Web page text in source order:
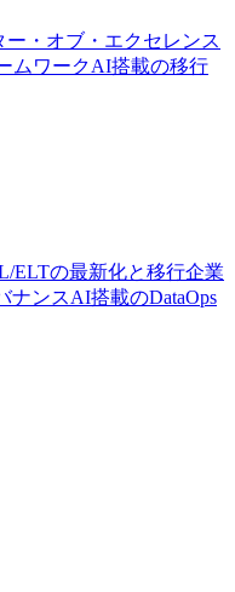
ー・オブ・エクセレンス
ムワークAI搭載の移行
ELTの最新化と移行企業
ナンスAI搭載のDataOps